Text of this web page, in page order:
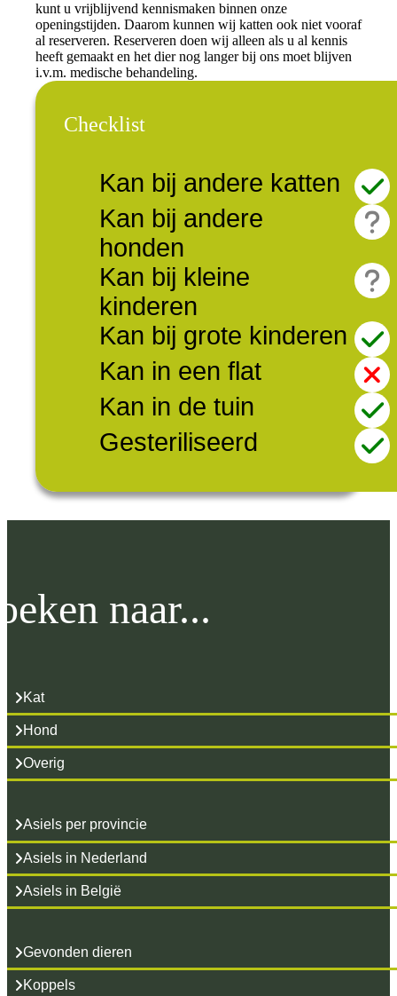
kunt u vrijblijvend kennismaken binnen onze
openingstijden. Daarom kunnen wij katten ook niet vooraf
al reserveren. Reserveren doen wij alleen als u al kennis
heeft gemaakt en het dier nog langer bij ons moet blijven
i.v.m. medische behandeling.
Checklist
Kan bij andere katten
Kan bij andere
honden
Kan bij kleine
kinderen
Kan bij grote kinderen
Kan in een flat
Kan in de tuin
Gesteriliseerd
naar...
Kat
Hond
Overig
Asiels per provincie
Asiels in Nederland
Asiels in België
Gevonden dieren
Koppels